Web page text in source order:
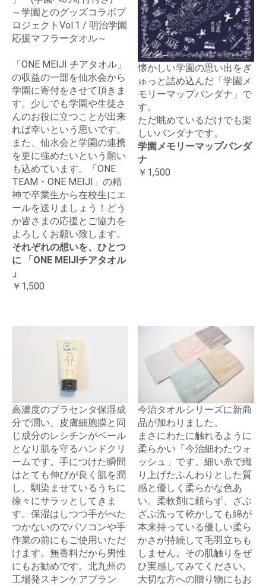
～学園とのグッズコラボプ
ロジェクトVol.1 / 明治学園
応援マフラータオル～
「ONE MEIJI チアタオル」
の収益の一部を仙水会から
学園に寄付をさせて頂きま
す。少しでも学園や生徒さ
んのお役に立つことが出来
れば幸いという思いです。
また、仙水会と学園の連携
を更に強めたいという願い
も込めています。「ONE
TEAM・ONE MEIJI」の精
神で卒業生から在校生にエ
ールを送りましょう！どう
か皆さまの応援とご協力を
よろしくお願い致します。
それぞれの想いを、ひとつ
に 「ONE MEIJIチアタオル
」
￥1,500
懐かしい学園の思い出をぎ
ゅっと詰め込んだ「学園メ
モリーマップバンダナ」で
す。
ただ眺めているだけでも楽
しいバンダナです。
学園メモリーマップバンダ
ナ
￥1,500
高濃度のプラセンタ保湿成
分で潤い、皮膚細胞膜と同
じ成分のレシチンがベール
となり肌を守るハンドクリ
ームです。手につけた瞬間
はとても伸びが良く肌を潤
し、馴染ませているうちに
徐々にサラッとしてきま
す。保湿はしつつ手がべた
つかないのでパソコンや手
作業の前にもご使用いただ
けます。無香料だから男性
にもお勧めです。北九州の
工場発スキンケアブラン
今治タオルシリーズに新商
品が加わりました。
まさにわたに触れるように
柔らかい「今治細わたウォ
ッシュ」です。細い糸で織
り上げたふんわりとした質
感と優しく柔らかな色あ
い。柔軟剤に頼らず、ざぶ
ざぶ洗って乾かしても綿が
本来持っている優しい柔ら
かさが持続して毛羽立ちも
しません。その肌触りをぜ
ひ実感してみてください。
大切な方への贈り物にもお